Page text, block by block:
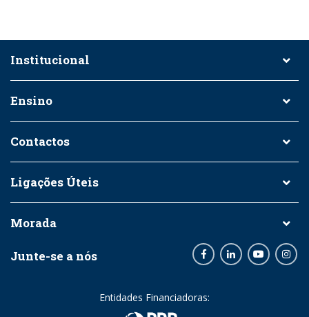
Institucional
Ensino
Contactos
Ligações Úteis
Morada
Junte-se a nós FacebookLinkedInYoutube
Entidades Financiadoras: